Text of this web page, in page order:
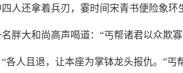
人还拿着兵刃，霎时间宋青书便险象环
胖大和尚高声喝道：“丐帮诸君以众欺
各人且退，让本座为掌钵龙头报仇。”丐